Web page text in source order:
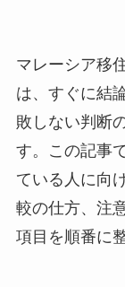
マレーシア移
は、すぐに結
敗しない判断
す。この記事
ている人に向
較の仕方、注
項目を順番に